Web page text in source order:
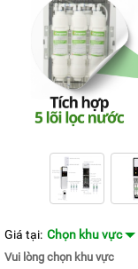
NƯỚC
KANGAROO
NƯỚC
KANGAROO
LẠNH
KANGAROO
Giá tại: Chọn khu vực
Vui lòng chọn khu vực